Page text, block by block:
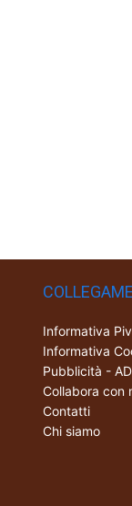
Informativa
Informativa
Pubblicità -
Collabora con
Contatti
Chi siamo